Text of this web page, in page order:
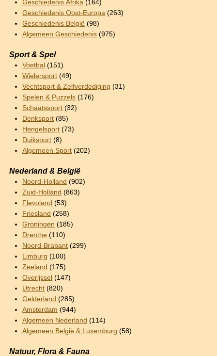
Geschiedenis Afrika (164)
Geschiedenis Oost-Europa (263)
Geschiedenis België (98)
Algemeen Geschiedenis (975)
Sport & Spel
Voetbal (151)
Wielersport (49)
Vechtsport & Zelfverdediging (31)
Spelen & Puzzels (176)
Schaatssport (32)
Denksport (85)
Hengelsport (73)
Duiksport (8)
Algemeen Sport (202)
Nederland & België
Noord-Holland (902)
Zuid-Holland (863)
Flevoland (53)
Friesland (258)
Groningen (185)
Drenthe (110)
Noord-Brabant (299)
Limburg (100)
Zeeland (175)
Overijssel (147)
Utrecht (820)
Gelderland (285)
Amsterdam (944)
Algemeen Nederland (114)
Algemeen België & Luxemburg (58)
Natuur, Flora & Fauna